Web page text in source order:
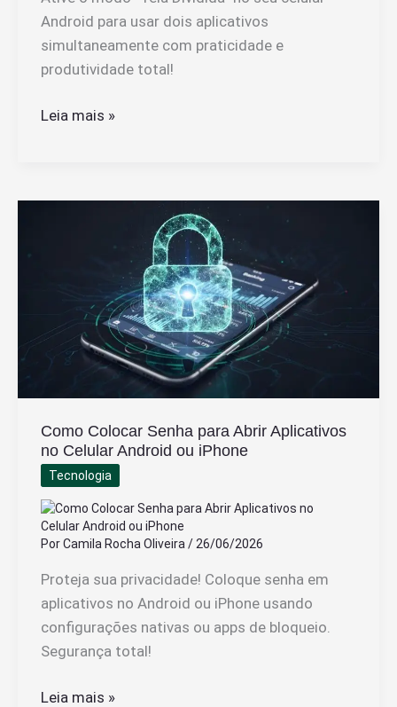
Android para usar dois aplicativos
simultaneamente com praticidade e
produtividade total!
Como
Leia mais »
Como Colocar Senha para Abrir Aplicativos
no Celular Android ou iPhone
Tecnologia
PorCamila Rocha Oliveira / 26/06/2026
Proteja sua privacidade! Coloque senha em
aplicativos no Android ou iPhone usando
configurações nativas ou apps de bloqueio.
Segurança total!
Como
Leia mais »